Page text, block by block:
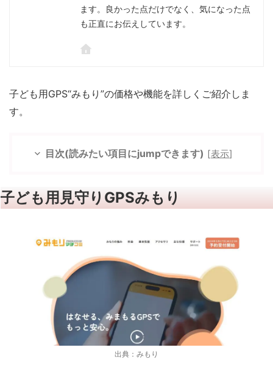
ます。良かった点だけでなく、気になった点
も正直にお伝えしています。
子ども用GPS“みもり”の価格や機能を詳しくご紹介しま
す。
目次(読みたい項目にjumpできます) [表示]
子ども用見守りGPSみもり
出典：みもり